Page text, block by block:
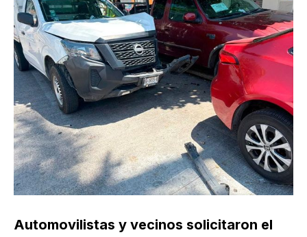
Automovilistas y vecinos solicitaron el